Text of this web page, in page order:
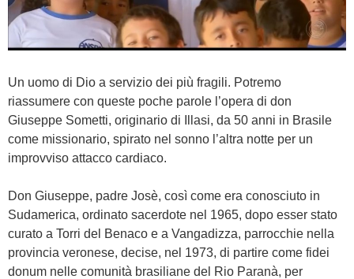
Un uomo di Dio a servizio dei più fragili. Potremo
riassumere con queste poche parole l’opera di don
Giuseppe Sometti, originario di Illasi, da 50 anni in Brasile
come missionario, spirato nel sonno l’altra notte per un
improvviso attacco cardiaco.
Don Giuseppe, padre Josè, così come era conosciuto in
Sudamerica, ordinato sacerdote nel 1965, dopo esser stato
curato a Torri del Benaco e a Vangadizza, parrocchie nella
provincia veronese, decise, nel 1973, di partire come fidei
donum nelle comunità brasiliane del Rio Paranà, per